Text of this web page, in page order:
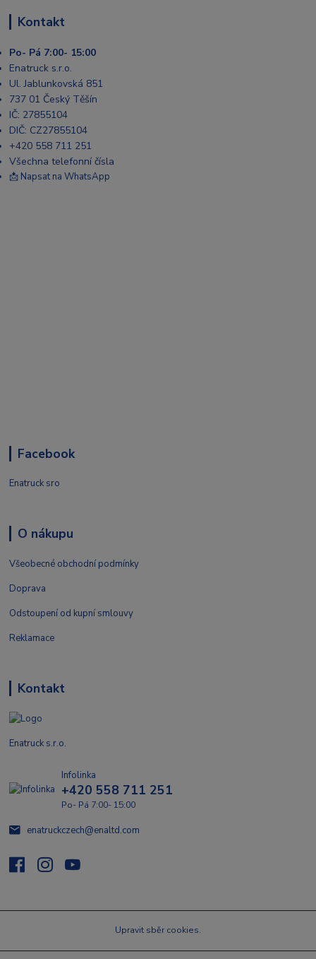
Kontakt
Po- Pá 7:00- 15:00
Enatruck s.r.o.
Ul. Jablunkovská 851
737 01 Český Těšín
IČ: 27855104
DIČ: CZ27855104
+420 558 711 251
Všechna telefonní čísla
📩 Napsat na WhatsApp
Facebook
Enatruck sro
O nákupu
Všeobecné obchodní podmínky
Doprava
Odstoupení od kupní smlouvy
Reklamace
Kontakt
Enatruck s.r.o.
Infolinka
+420 558 711 251
Po- Pá 7:00- 15:00
enatruckczech@enaltd.com
Upravit sběr cookies.